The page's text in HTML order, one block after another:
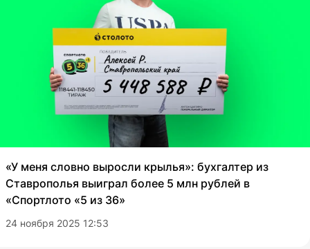
«У меня словно выросли крылья»: бухгалтер из
Ставрополья выиграл более 5 млн рублей в
«Спортлото «5 из 36»
24 ноября 2025 12:53